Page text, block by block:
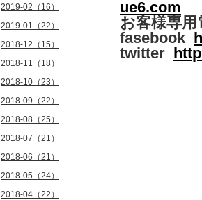
ue6.com
お客様専用
fasebook
twitter
2019-02（16）
2019-01（22）
2018-12（15）
2018-11（18）
2018-10（23）
2018-09（22）
2018-08（25）
2018-07（21）
2018-06（21）
2018-05（24）
2018-04（22）